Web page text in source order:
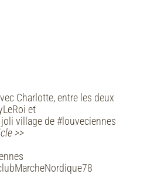
Charlotte, entre les deux
et
village de #louveciennes
>>